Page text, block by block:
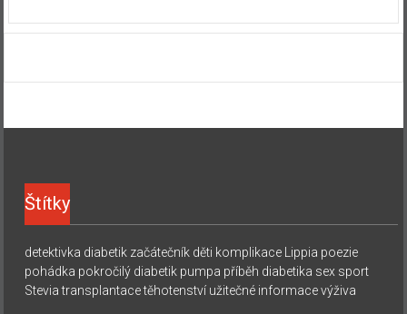
Štítky
detektivka diabetik začátečník děti komplikace Lippia poezie
pohádka pokročilý diabetik pumpa příběh diabetika sex sport
Stevia transplantace těhotenství užitečné informace výživa